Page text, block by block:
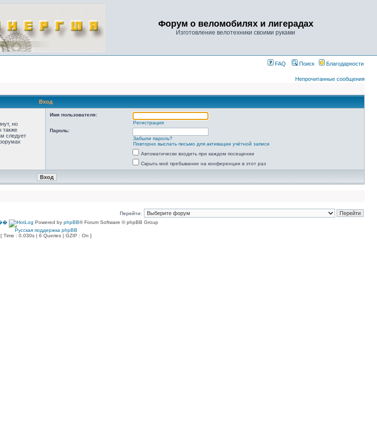
Форум о веломобилях и лигерадах
Изготовление велотехники своими руками
FAQ Поиск Благодарности
Непрочитанные сообщения
Вход
но
также
следует
Имя пользователя:
Регистрация
Пароль:
Забыли пароль?
Повторно выслать письмо для активации учётной записи
Автоматически входить при каждом посещении
Скрыть моё пребывание на конференции в этот раз
Перейти:
Powered by phpBB® Forum Software © phpBB Group
Русская поддержка phpBB
[ Time : 0.030s | 6 Queries | GZIP : On ]